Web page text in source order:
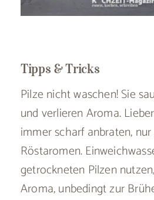
Tipps & Tricks
Pilze nicht waschen! Sie
und verlieren Aroma.
immer scharf anbraten,
Röstaromen.
getrockneten Pilzen
Aroma, unbedingt zur